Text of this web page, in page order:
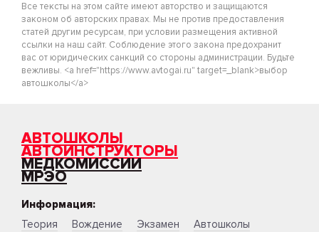
Все тексты на этом сайте имеют авторство и защищаются
законом об авторских правах. Мы не против предоставления
статей другим ресурсам, при условии размещения активной
ссылки на наш сайт. Соблюдение этого закона предохранит
вас от юридических санкций со стороны администрации. Будьте
вежливы. <a href="https://www.avtogai.ru" target=_blank>выбор
автошколы</a>
АВТОШКОЛЫ
АВТОИНСТРУКТОРЫ
МЕДКОМИССИИ
МРЭО
Информация:
Теория
Вождение Экзамен
Автошколы